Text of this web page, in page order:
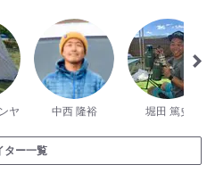
ヤ 中西 隆裕 堀田 篤史
ター一覧